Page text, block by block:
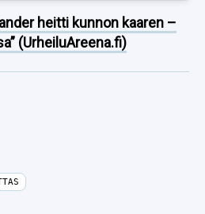
heitti kunnon kaaren –
(UrheiluAreena.fi)